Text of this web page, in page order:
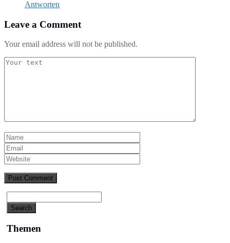
Antworten
Leave a Comment
Your email address will not be published.
Themen